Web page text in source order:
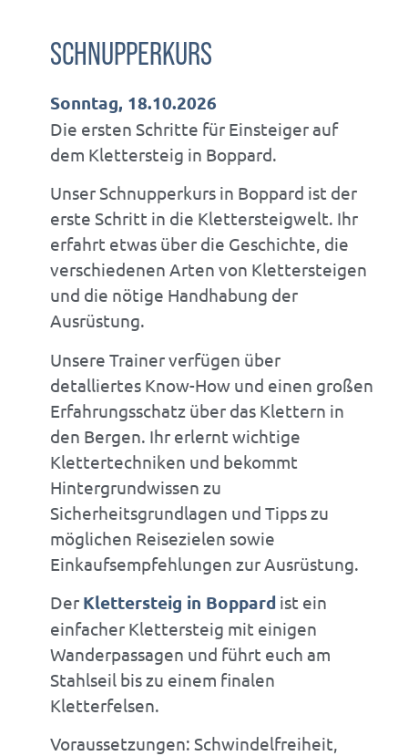
ERLEBNISZEIT
SHOP
Dein persönliches
Abenteuer
SCHNUPPERKURS
Sonntag, 18.10.2026
Die ersten Schritte für Einsteiger auf
dem Klettersteig in Boppard.
Unser Schnupperkurs in Boppard ist der
erste Schritt in die Klettersteigwelt. Ihr
erfahrt etwas über die Geschichte, die
verschiedenen Arten von Klettersteigen
und die nötige Handhabung der
Ausrüstung.
Unsere Trainer verfügen über
detalliertes Know-How und einen großen
Erfahrungsschatz über das Klettern in
den Bergen. Ihr erlernt wichtige
Klettertechniken und bekommt
Hintergrundwissen zu
Sicherheitsgrundlagen und Tipps zu
möglichen Reisezielen sowie
Einkaufsempfehlungen zur Ausrüstung.
Der Klettersteig in Boppardist ein
einfacher Klettersteig mit einigen
Wanderpassagen und führt euch am
Stahlseil bis zu einem finalen
Kletterfelsen.
Voraussetzungen: Schwindelfreiheit,